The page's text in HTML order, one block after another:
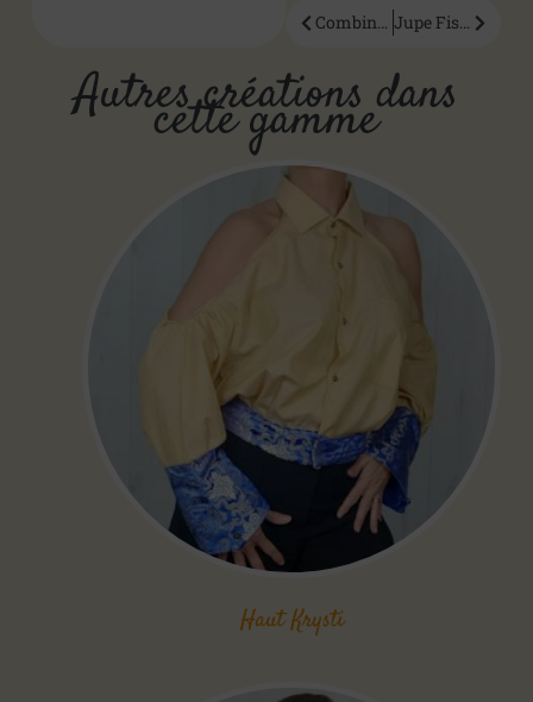
Combinaison Jessy Jupe Fissa
Autres créations dans
cette gamme
Haut Krysti